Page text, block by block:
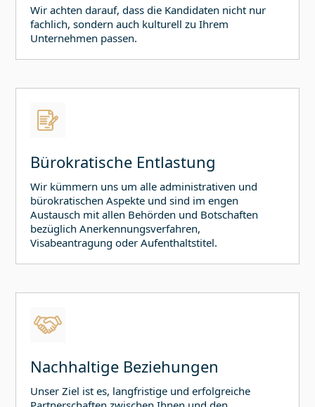
Wir achten darauf, dass die Kandidaten nicht nur
fachlich, sondern auch kulturell zu Ihrem
Unternehmen passen.
Bürokratische Entlastung
Wir kümmern uns um alle administrativen und
bürokratischen Aspekte und sind im engen
Austausch mit allen Behörden und Botschaften
bezüglich Anerkennungsverfahren,
Visabeantragung oder Aufenthaltstitel.
Nachhaltige Beziehungen
Unser Ziel ist es, langfristige und erfolgreiche